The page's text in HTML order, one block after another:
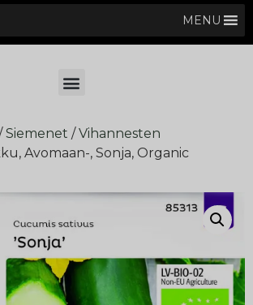
MENU
Siemenet /Vihannesten
Avomaan-, Sonja, Organic